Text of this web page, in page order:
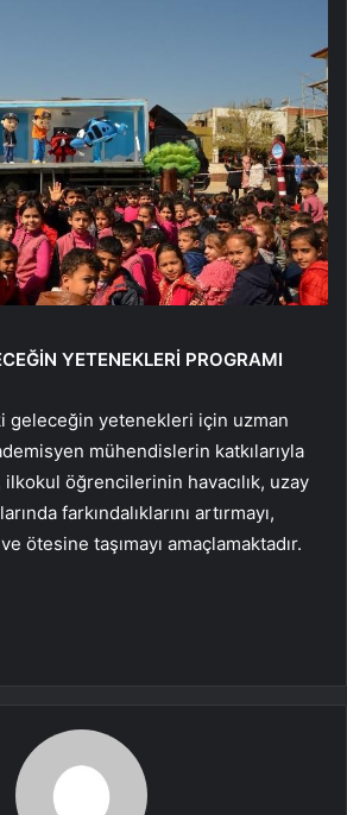
YETENEKLERİ PROGRAMI
geleceğin yetenekleri için uzman
mühendislerin katkılarıyla
ilkokul öğrencilerinin havacılık, uzay
farkındalıklarını artırmayı,
ötesine taşımayı amaçlamaktadır.